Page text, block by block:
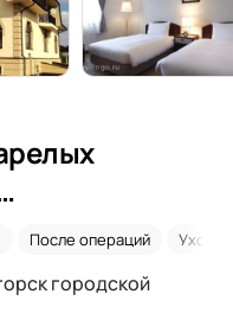
После операций Уход
городской